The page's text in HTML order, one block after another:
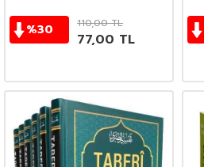
%30 110,00TL
77,00 TL